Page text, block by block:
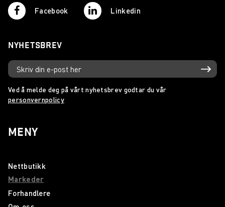
Facebook Linkedin
NYHETSBREV
Ved å melde deg på vårt nyhetsbrev godtar du vår
personvernpolicy
MENY
Nettbutikk
Markeder
Forhandlere